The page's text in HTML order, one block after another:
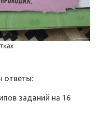
ответы:
заданий на 16